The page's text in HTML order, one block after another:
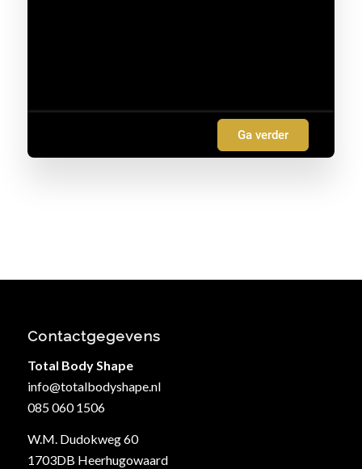
Ga verder
Contactgegevens
Total Body Shape
info@totalbodyshape.nl
085 060 1506
W.M. Dudokweg 60
1703DB Heerhugowaard